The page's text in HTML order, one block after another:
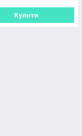
Купити